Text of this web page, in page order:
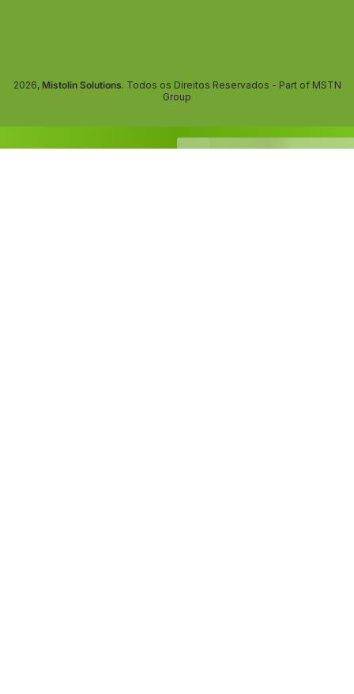
2026, Mistolin Solutions. Todos os Direitos Reservados - Part of MSTN
Group